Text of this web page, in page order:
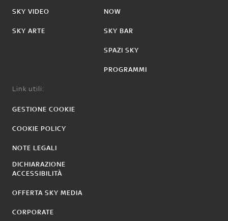
SKY VIDEO
SKY ARTE
NOW
SKY BAR
SPAZI SKY
PROGRAMMI
Link utili:
GESTIONE COOKIE
COOKIE POLICY
NOTE LEGALI
DICHIARAZIONE
ACCESSIBILITÀ
OFFERTA SKY MEDIA
CORPORATE